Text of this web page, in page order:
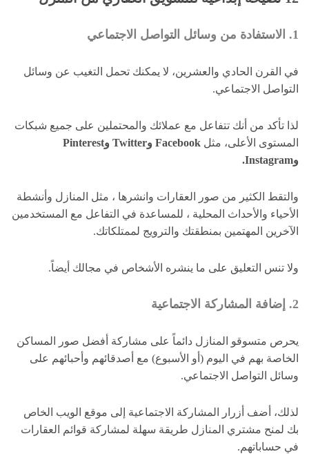
1. الاستفادة من وسائل التواصل الاجتماعي
في القرن الحادي والعشرين، لا يمكنك تحمل التغيب عن وسائل
التواصل الاجتماعي.
لذا تأكد من أنك تتفاعل مع عملائك والمحتملين على جميع شبكات
المستوى الأعلى، مثل
Facebook وTwitter وPinterest
وInstagram.
والتقط الكثير من صور العقارات وانشرها ، مثل المنازل وأنشطة
الأحياء والأحداث المحلية ، للمساعدة في التفاعل مع المستخدمين
الآخرين المهتمين بمنطقتك والترويج لممتلكاتك.
ولا تنس التعليق على ما ينشره الأشخاص في مجالك أيضاً.
2. إضافة المشاركة الاجتماعية
يحرص متسوقو المنازل دائماً على مشاركة أفضل صور المساكن
الخاصة بهم في اليوم (أو الأسبوع) مع أصدقائهم وأحبائهم على
وسائل التواصل الاجتماعي.
لذلك، أضف أزرار المشاركة الاجتماعية إلى موقع الويب الخاص
بك لمنح مشتري المنازل طريقة سهلة لمشاركة قوائم العقارات
في حساباتهم.